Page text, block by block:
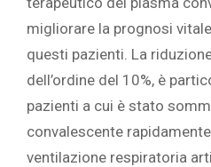
migliorare la prognosi
questi pazienti. La
dell’ordine del 10%, è
pazienti a cui è stato
convalescente
ventilazione respiratoria